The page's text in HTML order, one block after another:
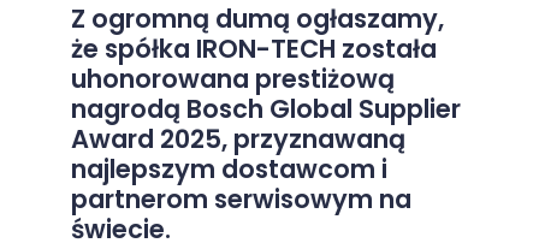
Z ogromną dumą ogłaszamy,
że spółka IRON-TECH została
uhonorowana prestiżową
nagrodą Bosch Global Supplier
Award 2025, przyznawaną
najlepszym dostawcom i
partnerom serwisowym na
świecie.